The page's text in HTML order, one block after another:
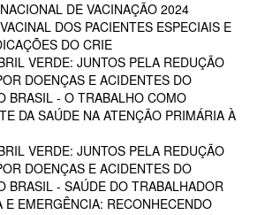
DE VACINAÇÃO 2024
DOS PACIENTES ESPECIAIS E
DO CRIE
VERDE: JUNTOS PELA REDUÇÃO
DOENÇAS E ACIDENTES DO
BRASIL - O TRABALHO COMO
DA SAÚDE NA ATENÇÃO PRIMÁRIA À
VERDE: JUNTOS PELA REDUÇÃO
DOENÇAS E ACIDENTES DO
BRASIL - SAÚDE DO TRABALHADOR
E EMERGÊNCIA: RECONHECENDO